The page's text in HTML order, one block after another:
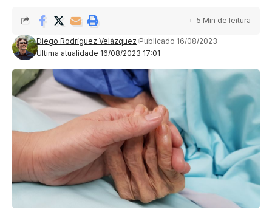
Última atualidade 16/08/2023 17:01
Diego Rodríguez Velázquez Publicado 16/08/2023
5 Min de leitura